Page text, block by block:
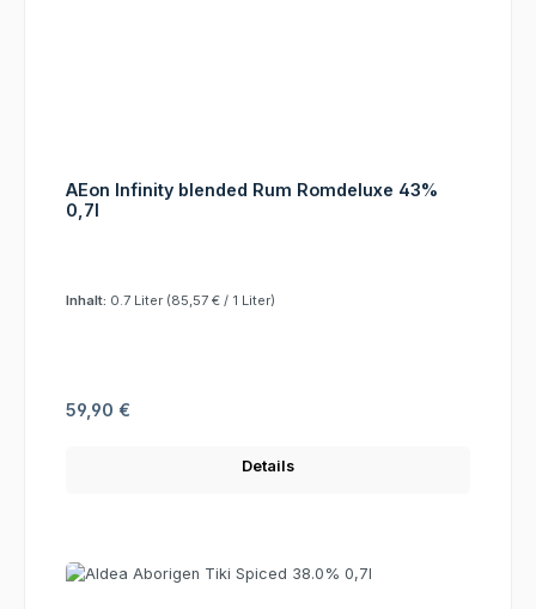
AEon Infinity blended Rum Romdeluxe 43%
0,7l
Inhalt: 0.7 Liter (85,57 € / 1 Liter)
Regulärer Preis:
59,90 €
Details